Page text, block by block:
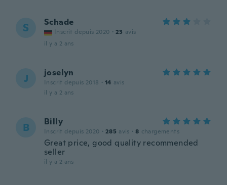
S Schade
Inscrit depuis 2020 · 23 avis
il y a 2 ans
J joselyn
Inscrit depuis 2018 · 14 avis
il y a 2 ans
B Billy
Inscrit depuis 2020 · 285 avis · 8 chargements
Great price, good quality recommended
seller
il y a 2 ans